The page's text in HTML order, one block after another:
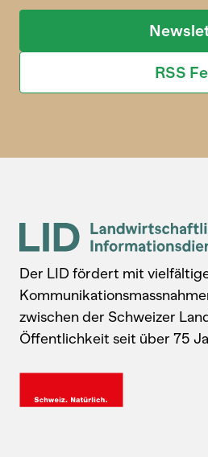
RSS
Der LID fördert mit
zwischen der Schweizer
Öffentlichkeit seit über 75